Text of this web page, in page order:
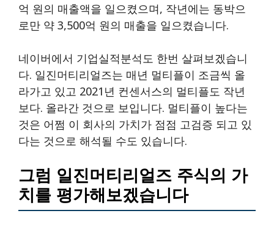
억 원의 매출액을 일으켰으며, 작년에는 동박으
로만 약 3,500억 원의 매출을 일으켰습니다.
네이버에서 기업실적분석도 한번 살펴보겠습니
다. 일진머티리얼즈는 매년 멀티플이 조금씩 올
라가고 있고 2021년 컨센서스의 멀티플도 작년
보다. 올라간 것으로 보입니다. 멀티플이 높다는
것은 어쩜 이 회사의 가치가 점점 고검증 되고 있
다는 것으로 해석될 수도 있습니다.
그럼 일진머티리얼즈 주식의 가
치를 평가해보겠습니다